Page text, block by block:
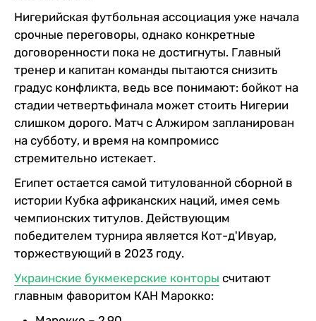
Нигерийская футбольная ассоциация уже начала
срочные переговоры, однако конкретные
договоренности пока не достигнуты. Главный
тренер и капитан команды пытаются снизить
градус конфликта, ведь все понимают: бойкот на
стадии четвертьфинала может стоить Нигерии
слишком дорого. Матч с Алжиром запланирован
на субботу, и время на компромисс
стремительно истекает.
Египет остается самой титулованной сборной в
истории Кубка африканских наций, имея семь
чемпионских титулов. Действующим
победителем турнира является Кот-д'Ивуар,
торжествующий в 2023 году.
Украинские букмекерские конторы считают
главным фаворитом КАН Марокко: